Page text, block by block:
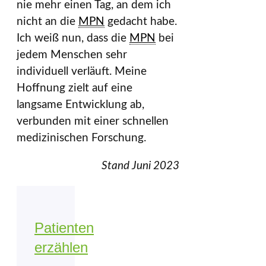
nie mehr einen Tag, an dem ich
nicht an die MPN gedacht habe.
Ich weiß nun, dass die MPN bei
jedem Menschen sehr
individuell verläuft. Meine
Hoffnung zielt auf eine
langsame Entwicklung ab,
verbunden mit einer schnellen
medizinischen Forschung.
Stand Juni 2023
Patienten
erzählen